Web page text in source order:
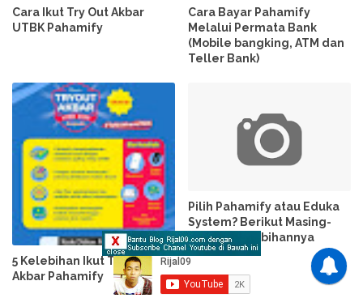
Cara Ikut Try Out Akbar
UTBK Pahamify
Cara Bayar Pahamify
Melalui Permata Bank
(Mobile bangking, ATM dan
Teller Bank)
5 Kelebihan Ikut TryOut
Akbar Pahamify
Pilih Pahamify atau Eduka
System? Berikut Masing-
masing Kelebihannya